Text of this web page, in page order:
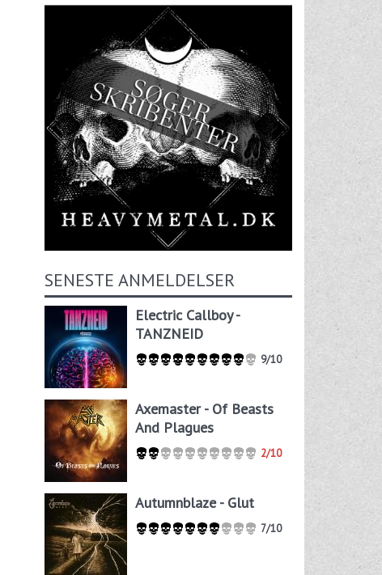
SENESTE ANMELDELSER
Electric Callboy -
TANZNEID
9/10
Axemaster - Of Beasts
And Plagues
2/10
Autumnblaze - Glut
7/10